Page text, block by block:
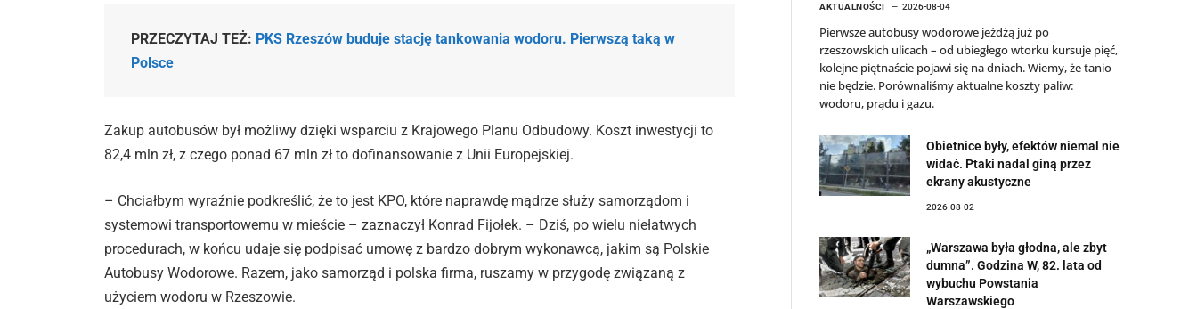
PRZECZYTAJ TEŻ: PKS Rzeszów buduje stację tankowania wodoru. Pierwszą taką w
Polsce
Zakup autobusów był możliwy dzięki wsparciu z Krajowego Planu Odbudowy. Koszt inwestycji to
82,4 mln zł, z czego ponad 67 mln zł to dofinansowanie z Unii Europejskiej.
– Chciałbym wyraźnie podkreślić, że to jest KPO, które naprawdę mądrze służy samorządom i
systemowi transportowemu w mieście – zaznaczył Konrad Fijołek. – Dziś, po wielu niełatwych
procedurach, w końcu udaje się podpisać umowę z bardzo dobrym wykonawcą, jakim są Polskie
Autobusy Wodorowe. Razem, jako samorząd i polska firma, ruszamy w przygodę związaną z
użyciem wodoru w Rzeszowie.
AKTUALNOŚCI 2026-08-04
Pierwsze autobusy wodorowe jeżdżą już po
rzeszowskich ulicach – od ubiegłego wtorku kursuje pięć,
kolejne piętnaście pojawi się na dniach. Wiemy, że tanio
nie będzie. Porównaliśmy aktualne koszty paliw:
wodoru, prądu i gazu.
Obietnice były, efektów niemal nie
widać. Ptaki nadal giną przez
ekrany akustyczne
2026-08-02
„Warszawa była głodna, ale zbyt
dumna”. Godzina W, 82. lata od
wybuchu Powstania
Warszawskiego